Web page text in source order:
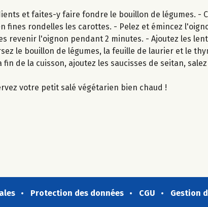
et faites-y faire fondre le bouillon de légumes. -
fines rondelles les carottes. - Pelez et émincez
revenir l'oignon pendant 2 minutes. - Ajoutez les
le bouillon de légumes, la feuille de laurier et le
de la cuisson, ajoutez les saucisses de seitan,
votre petit salé végétarien bien chaud !
Protection des données CGU Gestion